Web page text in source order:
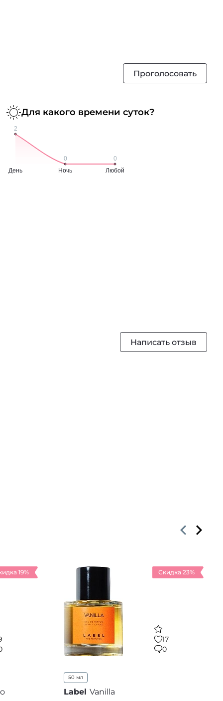
Проголосовать
Для какого времени суток?
Написать отзыв
19% Скидка 23%
17
0
50 мл
Label Vanilla